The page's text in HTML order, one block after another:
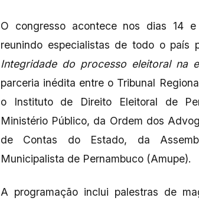
O congresso acontece nos dias 14
reunindo especialistas de todo o país
Integridade do processo eleitoral na
parceria inédita entre o Tribunal
o Instituto de Direito Eleitoral de
Ministério Público, da Ordem dos
de Contas do Estado, da
Municipalista de Pernambuco (Amupe).
A programação inclui palestras de